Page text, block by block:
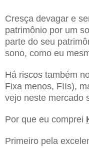
Cresça devagar e
patrimônio por um
parte do seu
sono, como eu
Há riscos também
Fixa menos, FIIs),
vejo neste mercado
Por que eu comprei
Primeiro pela